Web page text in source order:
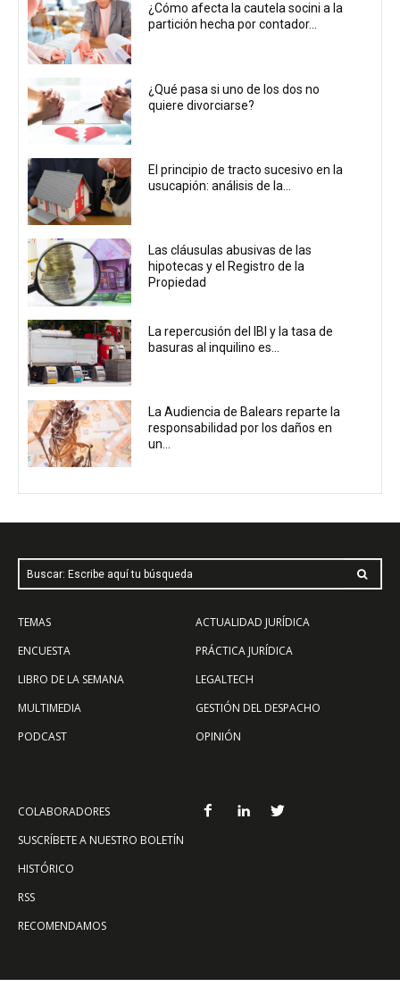
¿Cómo afecta la cautela socini a la
partición hecha por contador...
¿Qué pasa si uno de los dos no
quiere divorciarse?
El principio de tracto sucesivo en la
usucapión: análisis de la...
Las cláusulas abusivas de las
hipotecas y el Registro de la
Propiedad
La repercusión del IBI y la tasa de
basuras al inquilino es...
La Audiencia de Balears reparte la
responsabilidad por los daños en
un...
Buscar: Escribe aquí tu búsqueda
TEMAS
ENCUESTA
LIBRO DE LA SEMANA
MULTIMEDIA
PODCAST
ACTUALIDAD JURÍDICA
PRÁCTICA JURÍDICA
LEGALTECH
GESTIÓN DEL DESPACHO
OPINIÓN
COLABORADORES
SUSCRÍBETE A NUESTRO BOLETÍN
HISTÓRICO
RSS
RECOMENDAMOS